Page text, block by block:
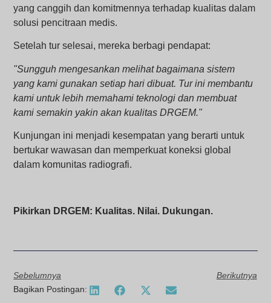
yang canggih dan komitmennya terhadap kualitas dalam
solusi pencitraan medis.
Setelah tur selesai, mereka berbagi pendapat:
"Sungguh mengesankan melihat bagaimana sistem
yang kami gunakan setiap hari dibuat. Tur ini membantu
kami untuk lebih memahami teknologi dan membuat
kami semakin yakin akan kualitas DRGEM."
Kunjungan ini menjadi kesempatan yang berarti untuk
bertukar wawasan dan memperkuat koneksi global
dalam komunitas radiografi.
Pikirkan DRGEM: Kualitas. Nilai. Dukungan.
Sebelumnya
Berikutnya
Bagikan Postingan: